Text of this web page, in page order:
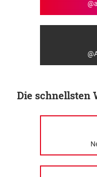
Die schnellsten